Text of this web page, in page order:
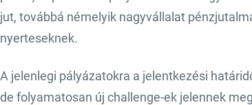
jut, továbbá némelyik nagyvállalat
nyerteseknek.
A jelenlegi pályázatokra a jelentkezési
de folyamatosan új challenge-ek jelennek